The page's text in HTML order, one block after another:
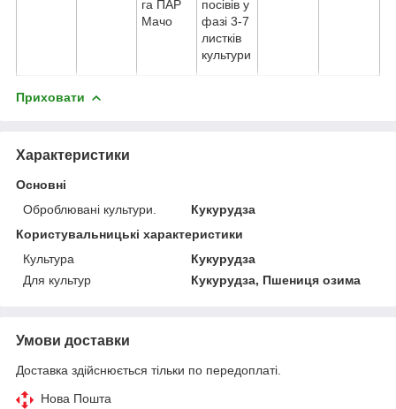
га ПАР
Мачо
посівів у
фазі 3-7
листків
культури
Приховати
Характеристики
Основні
Оброблювані культури.
Кукурудза
Користувальницькі характеристики
Культура
Кукурудза
Для культур
Кукурудза, Пшениця озима
Умови доставки
Доставка здійснюється тільки по передоплаті.
Нова Пошта